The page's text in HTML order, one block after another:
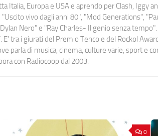
Italia, Europa e USA e aprendo per Clash, Iggy
vivo dagli anni 80", "Mod Generations",
Nero" e "Ray Charles- Il genio senza tempo".
E' tra i giurati del Premio Tenco e del Rockol
parla di musica, cinema, culture varie, sport e
con Radiocoop dal 2003.
0